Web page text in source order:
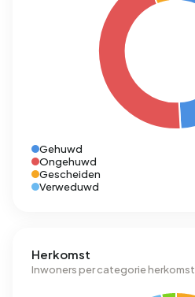
Gehuwd
Ongehuwd
Gescheiden
Verweduwd
Herkomst
Inwoners per categorie herkomst